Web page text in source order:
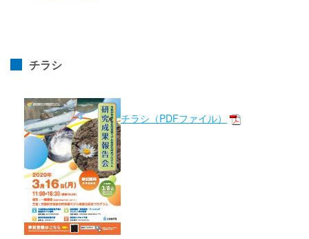
チラシ
チラシ（PDFファイル）